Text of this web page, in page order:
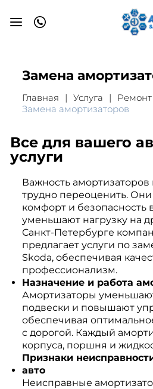
Замена
Главная Услуга
Ремонт
Замена амортизаторов
Все для вашего
услуги
Важность амортизаторов
трудно переоценить.
комфорт и безопасность
уменьшают нагрузку на
Санкт-Петербурге
предлагает услуги по
Skoda, обеспечивая
профессионализм.
Назначение и работа
Амортизаторы
подвески и повышают
обеспечивая
с дорогой. Каждый
корпуса, поршня и
Признаки
авто
Неисправные